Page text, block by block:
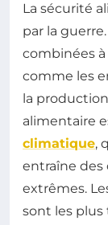
La sécurité
par la
combinées
comme les
la
alimentaire
climatique,
entraîne
extrêmes.
sont les plus